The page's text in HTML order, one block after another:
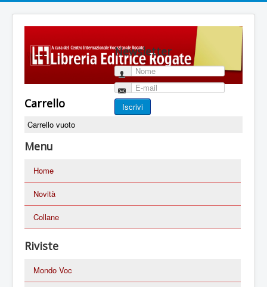
Newsletter
Nome
E-mail
Iscrivi
Carrello
Carrello vuoto
Menu
Home
Novità
Collane
Riviste
Mondo Voc